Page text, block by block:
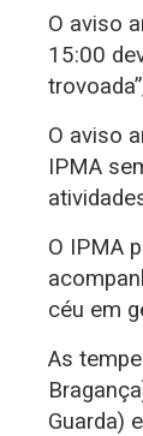
O aviso
15:00
O aviso
IPMA
O IPMA
céu em
As
Guarda)